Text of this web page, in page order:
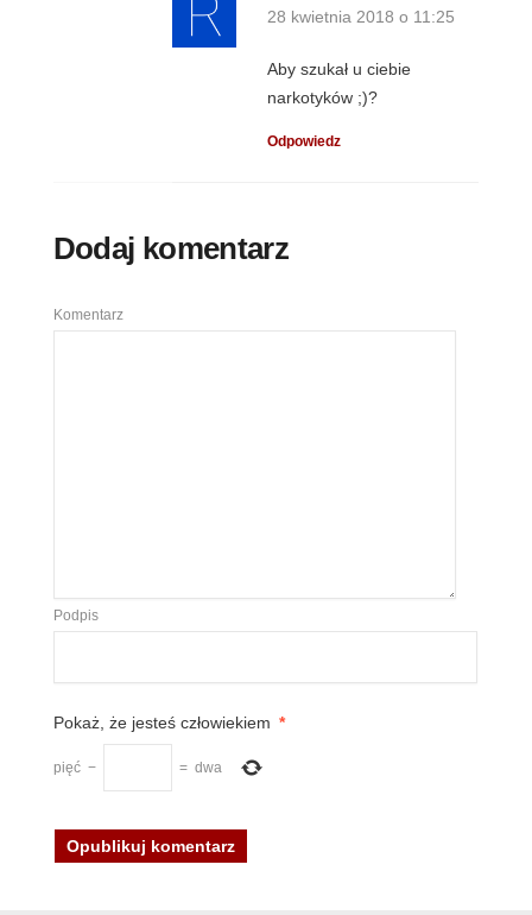
28 kwietnia 2018 o 11:25
Aby szukał u ciebie
narkotyków ;)?
Odpowiedz
Dodaj komentarz
Komentarz
Podpis
Pokaż, że jesteś człowiekiem *
pięć − = dwa